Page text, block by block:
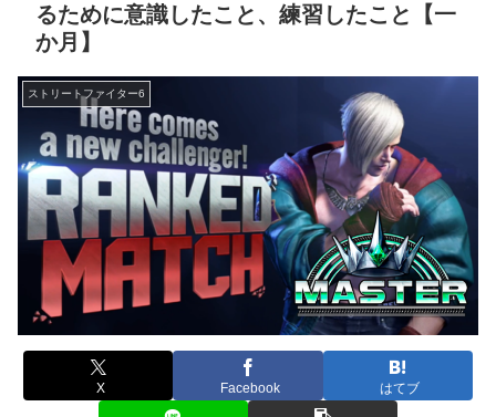
るために意識したこと、練習したこと【一
か月】
ストリートファイター6
X Facebook はてブ